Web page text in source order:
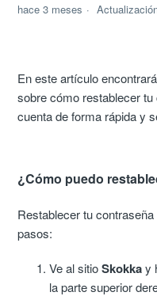
hace 3 meses
En este artículo
sobre cómo restablecer
cuenta de forma rápida y
¿Cómo puedo
Restablecer tu
pasos:
Ve al sitioSkokkay
la parte superior